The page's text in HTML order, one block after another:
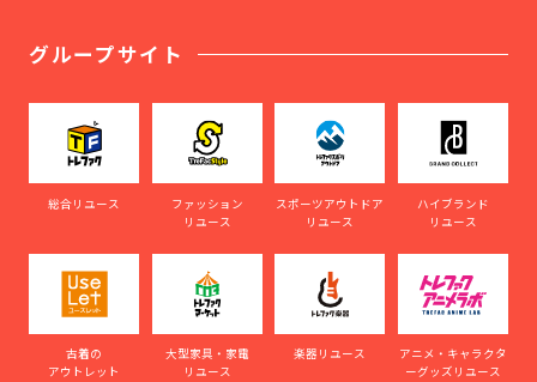
グループサイト
総合リユース
ファッション
リユース
スポーツアウトドア
リユース
ハイブランド
リユース
古着の
アウトレット
大型家具・家電
リユース
楽器リユース
アニメ・キャラクタ
ーグッズリユース